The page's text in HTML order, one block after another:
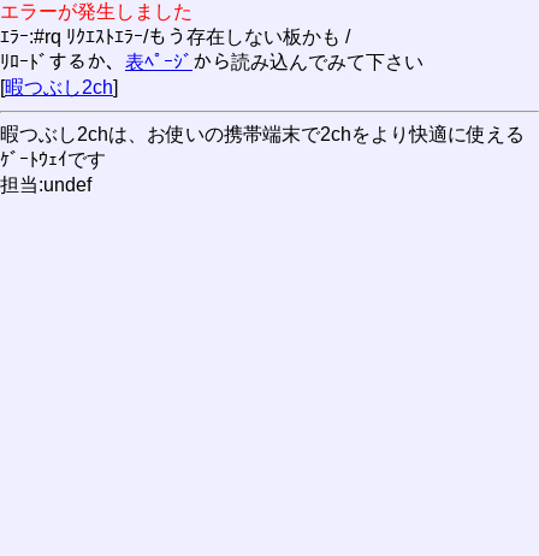
エラーが発生しました
ｴﾗｰ:#rq ﾘｸｴｽﾄｴﾗｰ/もう存在しない板かも /
ﾘﾛｰﾄﾞするか、 表ﾍﾟｰｼﾞ から読み込んでみて下さい
[暇つぶし2ch]
暇つぶし2chは、お使いの携帯端末で2chをより快適に使える
ｹﾞｰﾄｳｪｲです
担当:undef